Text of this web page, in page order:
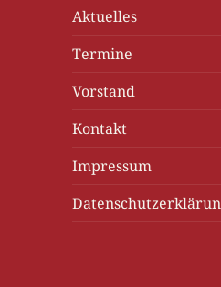
Aktuelles
Termine
Vorstand
Kontakt
Impressum